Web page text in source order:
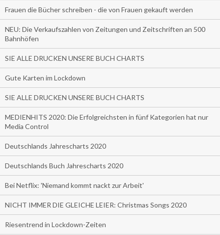
Frauen die Bücher schreiben - die von Frauen gekauft werden
NEU: Die Verkaufszahlen von Zeitungen und Zeitschriften an 500
Bahnhöfen
SIE ALLE DRUCKEN UNSERE BUCH CHARTS
Gute Karten im Lockdown
SIE ALLE DRUCKEN UNSERE BUCH CHARTS
MEDIENHITS 2020: Die Erfolgreichsten in fünf Kategorien hat nur
Media Control
Deutschlands Jahrescharts 2020
Deutschlands Buch Jahrescharts 2020
Bei Netflix: 'Niemand kommt nackt zur Arbeit'
NICHT IMMER DIE GLEICHE LEIER: Christmas Songs 2020
Riesentrend in Lockdown-Zeiten